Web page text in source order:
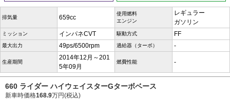
排気量 659cc
使用燃料
エンジン
レギュラー
ガソリン
ミッション インパネCVT 駆動方式 FF
最大出力 49ps/6500rpm 過給器（ターボ） -
生産期間
2014年12月～201
5年09月
燃費性能 -
660 ライダー ハイウェイスターGターボベース
新車時価格168.9万円(税込)